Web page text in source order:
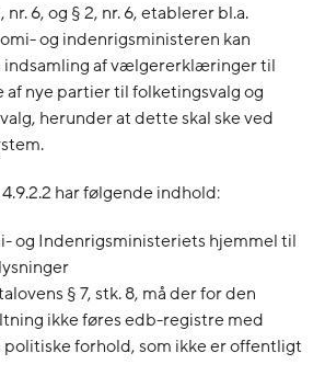
nr. 6, og § 2, nr. 6, etablerer bl.a.
og indenrigsministeren kan
af vælgererklæringer til
af nye partier til folketingsvalg og
herunder at dette skal ske ved
har følgende indhold:
og Indenrigsministeriets hjemmel til
§ 7, stk. 8, må der for den
ikke føres edb-registre med
forhold, som ikke er offentligt